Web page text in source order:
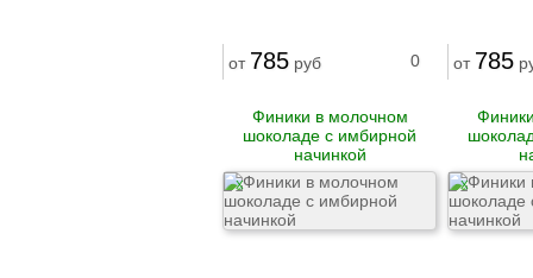
от 785 руб 0 от 785
Финики в молочном
шоколаде с имбирной
начинкой
X X